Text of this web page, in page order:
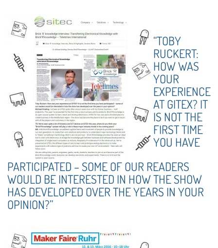
“TOBY
RUCKERT:
HOW WAS
YOUR
EXPERIENCE
AT GITEX? IT
IS NOT THE
FIRST TIME
YOU HAVE
PARTICIPATED – SOME OF OUR READERS
WOULD BE INTERESTED IN HOW THE SHOW
HAS DEVELOPED OVER THE YEARS IN YOUR
OPINION?”